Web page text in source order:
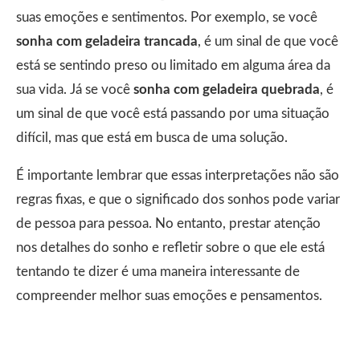
suas emoções e sentimentos. Por exemplo, se você
sonha com geladeira trancada, é um sinal de que você
está se sentindo preso ou limitado em alguma área da
sua vida. Já se você sonha com geladeira quebrada, é
um sinal de que você está passando por uma situação
difícil, mas que está em busca de uma solução.
É importante lembrar que essas interpretações não são
regras fixas, e que o significado dos sonhos pode variar
de pessoa para pessoa. No entanto, prestar atenção
nos detalhes do sonho e refletir sobre o que ele está
tentando te dizer é uma maneira interessante de
compreender melhor suas emoções e pensamentos.